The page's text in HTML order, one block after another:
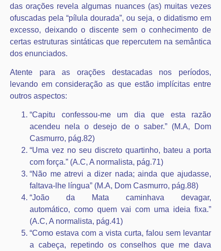
das orações revela algumas nuances (as) muitas vezes
ofuscadas pela “pílula dourada”, ou seja, o didatismo em
excesso, deixando o discente sem o conhecimento de
certas estruturas sintáticas que repercutem na semântica
dos enunciados.
Atente para as orações destacadas nos períodos,
levando em consideração as que estão implícitas entre
outros aspectos:
“Capitu confessou-me um dia que esta razão
acendeu nela o desejo de o saber.” (M.A, Dom
Casmurro, pág.82)
“Uma vez no seu discreto quartinho, bateu a porta
com força.” (A.C, A normalista, pág.71)
“Não me atrevi a dizer nada; ainda que ajudasse,
faltava-lhe língua” (M.A, Dom Casmurro, pág.88)
“João da Mata caminhava devagar,
automático, como quem vai com uma ideia fixa.”
(A.C, A normalista, pág.41)
“Como estava com a vista curta, falou sem levantar
a cabeça, repetindo os conselhos que me dava